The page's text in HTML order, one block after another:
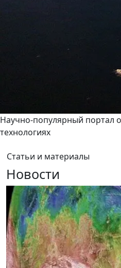
Научно-популярный портал
технологиях
Статьи и материалы
Новости